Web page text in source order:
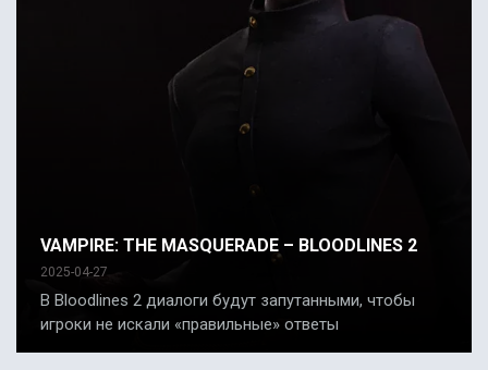
VAMPIRE: THE MASQUERADE – BLOODLINES 2
2025-04-27
В Bloodlines 2 диалоги будут запутанными, чтобы
игроки не искали «правильные» ответы